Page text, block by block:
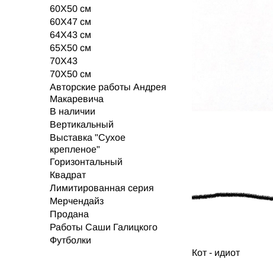
60X50 см
60Х47 см
64Х43 см
65Х50 см
70Х43
70Х50 см
Авторские работы Андрея
Макаревича
В наличии
Вертикальный
Выставка "Сухое
крепленое"
Горизонтальный
Квадрат
Лимитированная серия
Мерчендайз
Продана
Работы Саши Галицкого
Футболки
Кот - идиот